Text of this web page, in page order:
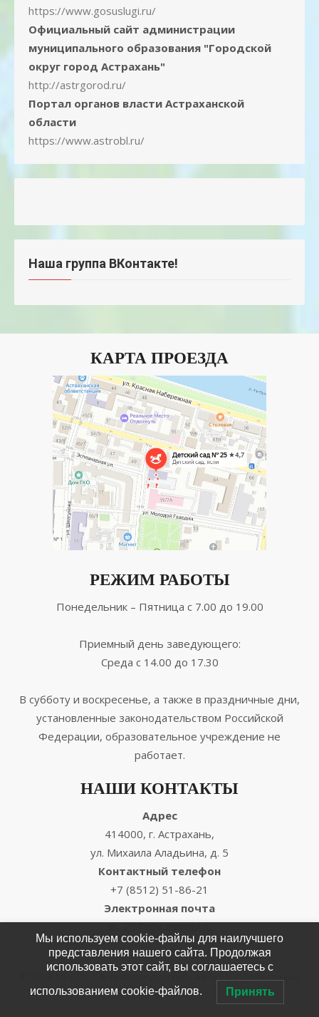
https://www.gosuslugi.ru/
Официальный сайт администрации
муниципального образования "Городской
округ город Астрахань"
http://astrgorod.ru/
Портал органов власти Астраханской
области
https://www.astrobl.ru/
Наша группа ВКонтакте!
КАРТА ПРОЕЗДА
РЕЖИМ РАБОТЫ
Понедельник – Пятница с 7.00 до 19.00
Приемный день заведующего:
Среда с 14.00 до 17.30
В субботу и воскресенье, а также в праздничные дни,
установленные законодательством Российской
Федерации, образовательное учреждение не
работает.
НАШИ КОНТАКТЫ
Адрес
414000, г. Астрахань,
ул. Михаила Аладьина, д. 5
Контактный телефон
+7 (8512) 51-86-21
Электронная почта
ds-25@obr.astrobl.ru
© 2026 МБДОУ г. Астрахани Детский сад № 25
EnterWEB /
Мы используем cookie-файлы для наилучшего
представления нашего сайта. Продолжая
использовать этот сайт, вы соглашаетесь с
использованием cookie-файлов. Принять